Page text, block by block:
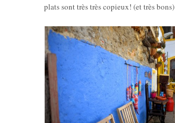
plats sont très très copieux! (et très bons)